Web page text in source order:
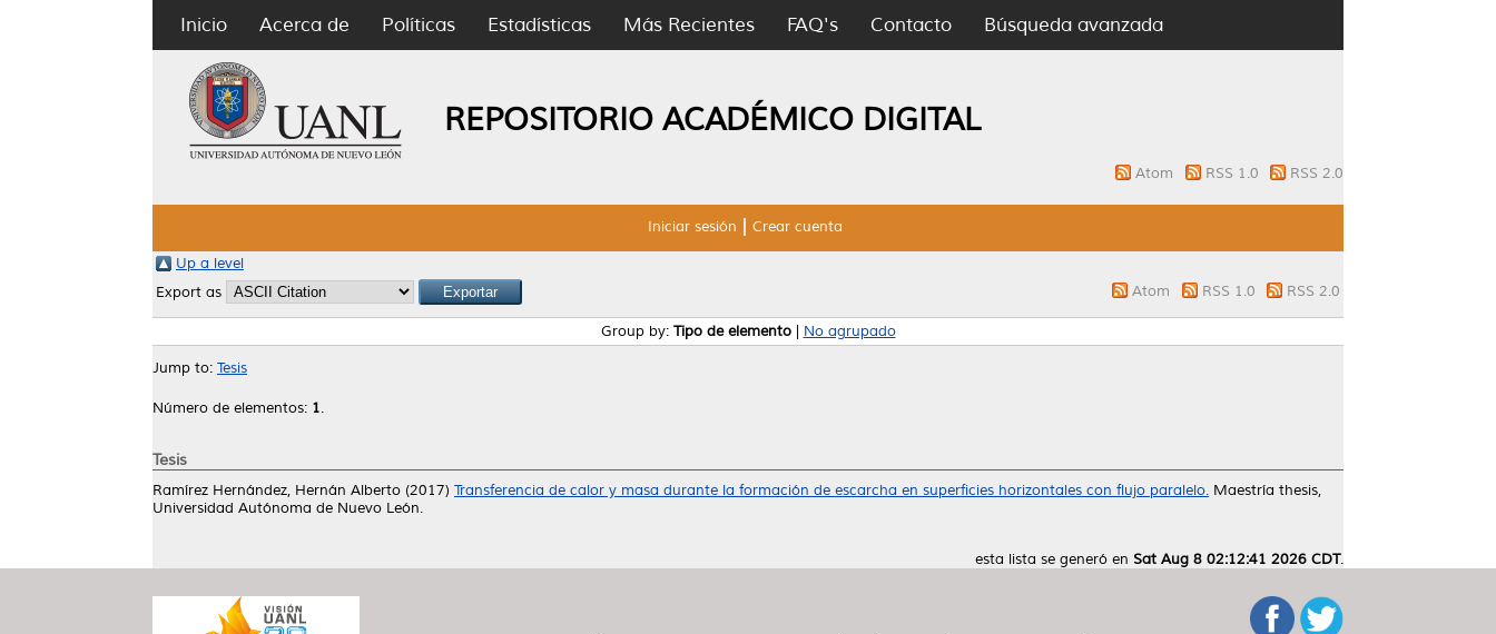
Inicio Acerca de Políticas Estadísticas Más Recientes FAQ's Contacto Búsqueda avanzada
REPOSITORIO ACADÉMICO DIGITAL
Atom RSS 1.0 RSS 2.0
Iniciar sesión Crear cuenta
Up a level
Export as
Atom RSS 1.0 RSS 2.0
Group by: Tipo de elemento| No agrupado
Jump to: Tesis
Número de elementos: 1.
Tesis
Ramírez Hernández, Hernán Alberto (2017) Transferencia de calor y masa durante la formación de escarcha en superficies horizontales con flujo paralelo. Maestría thesis,
Universidad Autónoma de Nuevo León.
esta lista se generó en Sat Aug 8 02:12:41 2026 CDT.